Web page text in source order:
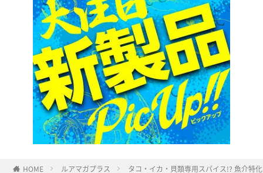
HOME ルアマガプラス タコ・イカ・貝類専用スパイス!? 魚介特